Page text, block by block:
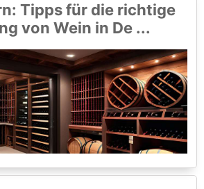
Tipps für die richtige
von Wein in De ...